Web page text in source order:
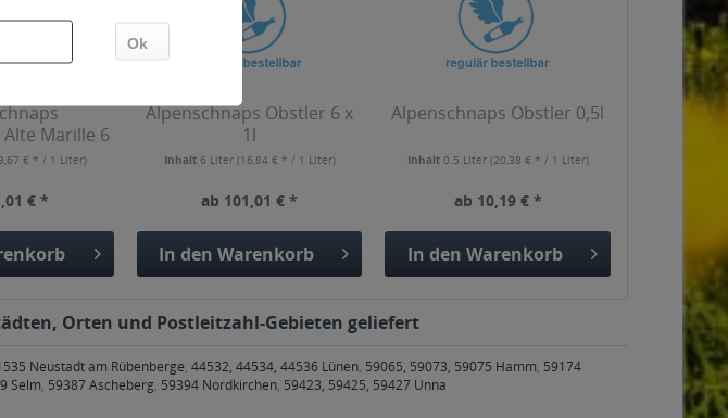
Marille 6
€ * / 1 Liter)
€ *
Alpenschnaps Obstler 6 x
1l
Inhalt 6 Liter (16,84 € * / 1 Liter)
ab 101,01 € *
In den Warenkorb
Alpenschnaps Obstler 0,5l
Inhalt 0.5 Liter (20,38 € * / 1 Liter)
ab 10,19 € *
In den Warenkorb
Orten und Postleitzahl-Gebieten geliefert
Neustadt am Rübenberge, 44532, 44534, 44536 Lünen, 59065, 59073, 59075 Hamm, 59174
Selm, 59387 Ascheberg, 59394 Nordkirchen, 59423, 59425, 59427 Unna